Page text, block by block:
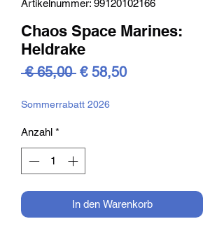
Artikelnummer: 99120102166
Chaos Space Marines:
Heldrake
€ 65,00 Standardpreis
€ 58,50Sale-
Sommerrabatt 2026
Anzahl *
In den Warenkorb